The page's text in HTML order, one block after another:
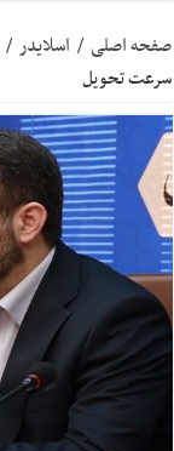
صفحه اصلی / اسلایدر /
سرعت تحویل